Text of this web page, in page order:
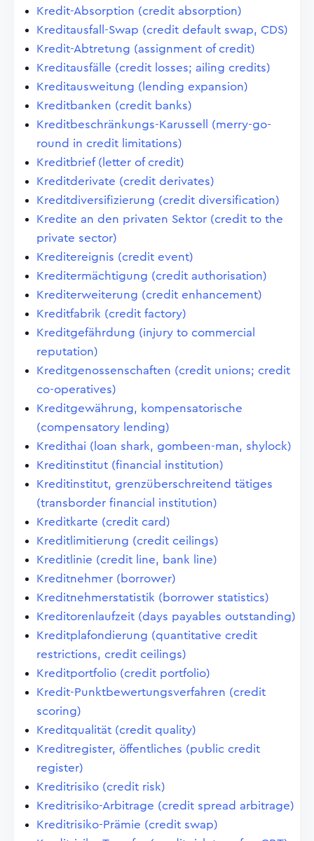
Kredit-Absorption (credit absorption)
Kreditausfall-Swap (credit default swap, CDS)
Kredit-Abtretung (assignment of credit)
Kreditausfälle (credit losses; ailing credits)
Kreditausweitung (lending expansion)
Kreditbanken (credit banks)
Kreditbeschränkungs-Karussell (merry-go-
round in credit limitations)
Kreditbrief (letter of credit)
Kreditderivate (credit derivates)
Kreditdiversifizierung (credit diversification)
Kredite an den privaten Sektor (credit to the
private sector)
Kreditereignis (credit event)
Kreditermächtigung (credit authorisation)
Krediterweiterung (credit enhancement)
Kreditfabrik (credit factory)
Kreditgefährdung (injury to commercial
reputation)
Kreditgenossenschaften (credit unions; credit
co-operatives)
Kreditgewährung, kompensatorische
(compensatory lending)
Kredithai (loan shark, gombeen-man, shylock)
Kreditinstitut (financial institution)
Kreditinstitut, grenzüberschreitend tätiges
(transborder financial institution)
Kreditkarte (credit card)
Kreditlimitierung (credit ceilings)
Kreditlinie (credit line, bank line)
Kreditnehmer (borrower)
Kreditnehmerstatistik (borrower statistics)
Kreditorenlaufzeit (days payables outstanding)
Kreditplafondierung (quantitative credit
restrictions, credit ceilings)
Kreditportfolio (credit portfolio)
Kredit-Punktbewertungsverfahren (credit
scoring)
Kreditqualität (credit quality)
Kreditregister, öffentliches (public credit
register)
Kreditrisiko (credit risk)
Kreditrisiko-Arbitrage (credit spread arbitrage)
Kreditrisiko-Prämie (credit swap)